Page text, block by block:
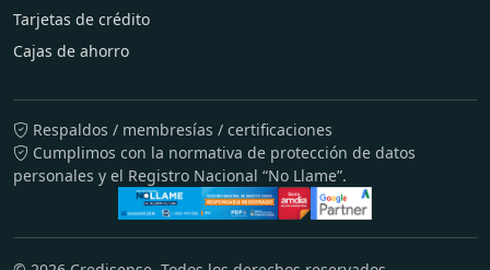
Tarjetas de crédito
Cajas de ahorro
Respaldos / membresías / certificaciones
Cumplimos con la normativa de protección de datos
personales y el Registro Nacional “No Llame”.